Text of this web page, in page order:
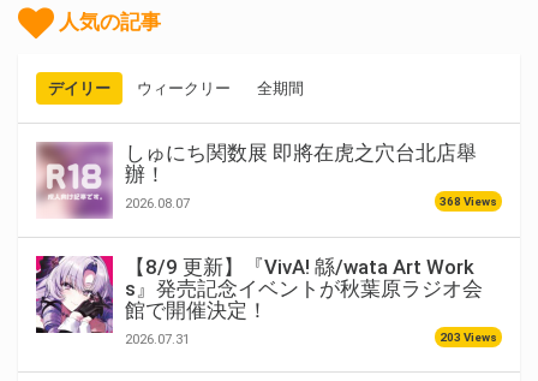
人気の記事
デイリー ウィークリー 全期間
しゅにち関数展 即將在虎之穴台北店舉
辦！
2026.08.07 368 Views
【8/9 更新】『VivA! 緜/wata Art Work
s』発売記念イベントが秋葉原ラジオ会
館で開催決定！
2026.07.31 203 Views